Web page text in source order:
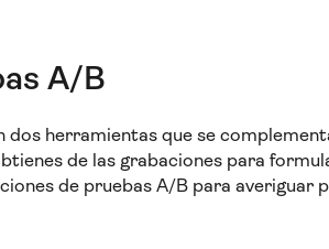
A/B
dos herramientas que se
de las grabaciones para
de pruebas A/B para averiguar